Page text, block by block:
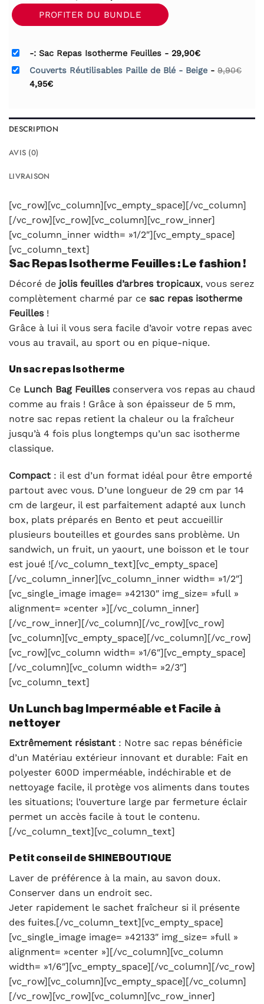
prix
initial
34,85€.
prix
actuel
31,36€.
PROFITER DU BUNDLE
-: Sac Repas Isotherme Feuilles - 29,90€
Couverts Réutilisables Paille de Blé - Beige - 9,90€
Le
prix
4,95€Le
prix
DESCRIPTION
AVIS (0)
LIVRAISON
[vc_row][vc_column][vc_empty_space][/vc_column]
[/vc_row][vc_row][vc_column][vc_row_inner]
[vc_column_inner width= »1/2″][vc_empty_space]
[vc_column_text]
Sac Repas Isotherme Feuilles : Le fashion !
Décoré de jolis feuilles d’arbres tropicaux, vous serez
complètement charmé par ce sac repas isotherme
Feuilles !
Grâce à lui il vous sera facile d’avoir votre repas avec
vous au travail, au sport ou en pique-nique.
Un sac repas Isotherme
Ce Lunch Bag Feuilles conservera vos repas au chaud
comme au frais ! Grâce à son épaisseur de 5 mm,
notre sac repas retient la chaleur ou la fraîcheur
jusqu’à 4 fois plus longtemps qu’un sac isotherme
classique.
Compact : il est d’un format idéal pour être emporté
partout avec vous. D’une longueur de 29 cm par 14
cm de largeur, il est parfaitement adapté aux lunch
box, plats préparés en Bento et peut accueillir
plusieurs bouteilles et gourdes sans problème. Un
sandwich, un fruit, un yaourt, une boisson et le tour
est joué ![/vc_column_text][vc_empty_space]
[/vc_column_inner][vc_column_inner width= »1/2″]
[vc_single_image image= »42130″ img_size= »full »
alignment= »center »][/vc_column_inner]
[/vc_row_inner][/vc_column][/vc_row][vc_row]
[vc_column][vc_empty_space][/vc_column][/vc_row]
[vc_row][vc_column width= »1/6″][vc_empty_space]
[/vc_column][vc_column width= »2/3″]
[vc_column_text]
Un Lunch bag Imperméable et Facile à
nettoyer
Extrêmement résistant : Notre sac repas bénéficie
d’un Matériau extérieur innovant et durable: Fait en
polyester 600D imperméable, indéchirable et de
nettoyage facile, il protège vos aliments dans toutes
les situations; l’ouverture large par fermeture éclair
permet un accès facile à tout le contenu.
[/vc_column_text][vc_column_text]
Petit conseil de SHINEBOUTIQUE
Laver de préférence à la main, au savon doux.
Conserver dans un endroit sec.
Jeter rapidement le sachet fraîcheur si il présente
des fuites.[/vc_column_text][vc_empty_space]
[vc_single_image image= »42133″ img_size= »full »
alignment= »center »][/vc_column][vc_column
width= »1/6″][vc_empty_space][/vc_column][/vc_row]
[vc_row][vc_column][vc_empty_space][/vc_column]
[/vc_row][vc_row][vc_column][vc_row_inner]